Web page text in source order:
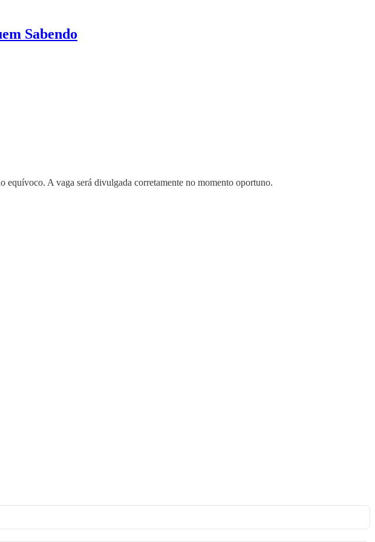
Sabendo
equívoco. A vaga será divulgada corretamente no momento oportuno.